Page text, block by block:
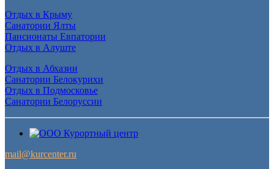
Отдых в Крыму
Санатории Ялты
Пансионаты Евпатории
Отдых в Алуште
Отдых в Абхазии
Санатории Белокурихи
Отдых в Подмосковье
Санатории Белоруссии
mail@kurcenter.ru